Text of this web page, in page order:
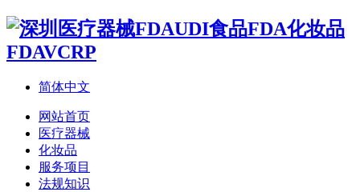
简体中文
网站首页
医疗器械
化妆品
服务项目
法规知识